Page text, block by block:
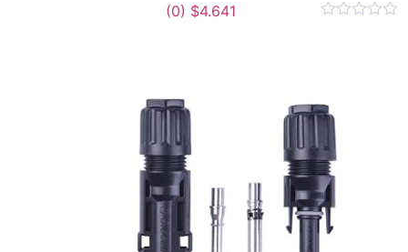
(0) $4.641